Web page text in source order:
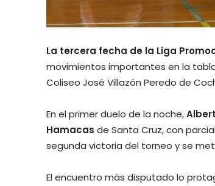
La tercera fecha de la Liga
movimientos importantes en la
Coliseo José Villazón Peredo de
En el primer duelo de la noche,
Hamacas de Santa Cruz, con
segunda victoria del torneo y se
El encuentro más disputado lo